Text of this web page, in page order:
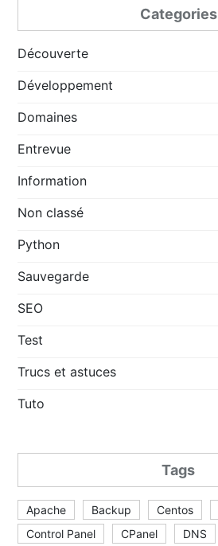
Categories
Découverte
Développement
Domaines
Entrevue
Information
Non classé
Python
Sauvegarde
SEO
Test
Trucs et astuces
Tuto
Tags
Apache Backup Centos
Control Panel
CPanel DNS